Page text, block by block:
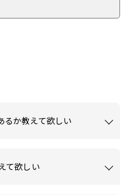
るか教えて欲しい
て欲しい